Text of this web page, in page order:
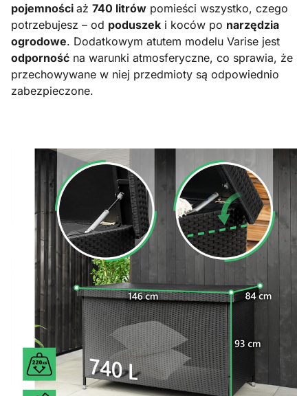
pojemności aż 740 litrów pomieści wszystko, czego
potrzebujesz – od poduszek i koców po narzędzia
ogrodowe. Dodatkowym atutem modelu Varise jest
odporność na warunki atmosferyczne, co sprawia, że
przechowywane w niej przedmioty są odpowiednio
zabezpieczone.